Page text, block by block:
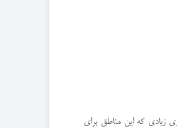
زیادی که این مناطق برای